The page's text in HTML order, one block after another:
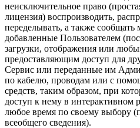
неисключительное право
лицензия) воспроизводить,
переделывать, а также сообщать
добавленные Пользователем
загрузки, отображения или
предоставляющим доступ для
Сервис или переданные им
по кабелю, проводам или с
средств, таким образом, при
доступ к нему в интерактивном
любое время по своему выбору
всеобщего сведения).